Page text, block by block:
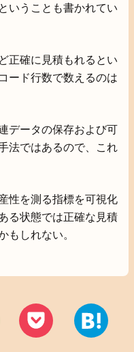
いうことも書かれてい
正確に見積もれるとい
ード行数で数えるのは
データの保存および可
法ではあるので、これ
性を測る指標を可視化
る状態では正確な見積
もしれない。